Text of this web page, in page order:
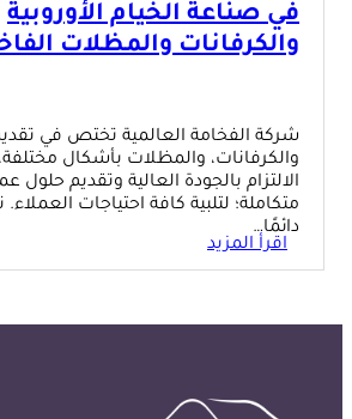
في صناعة الخيام الأوروبية
والكرفانات والمظلات
شركة الفخامة العالمية تختص في تقديم
والكرفانات، والمظلات بأشكال
الالتزام بالجودة العالية وتقديم حلول
متكاملة؛ لتلبية كافة احتياجات
دائمًا…
اقرأ المزيد